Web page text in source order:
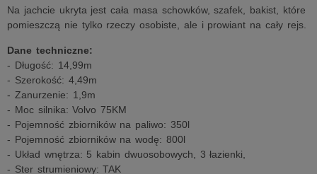
Na jachcie ukryta jest cała masa schowków, szafek, bakist, które
pomieszczą nie tylko rzeczy osobiste, ale i prowiant na cały rejs.
Dane techniczne:
- Długość: 14,99m
- Szerokość: 4,49m
- Zanurzenie: 1,9m
- Moc silnika: Volvo 75KM
- Pojemność zbiorników na paliwo: 350l
- Pojemność zbiorników na wodę: 800l
- Układ wnętrza: 5 kabin dwuosobowych, 3 łazienki,
- Ster strumieniowy: TAK